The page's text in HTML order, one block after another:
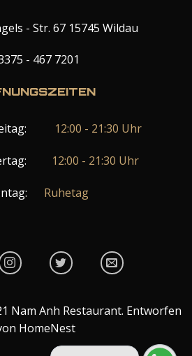
- Str. 67 15745 Wildau
- 467 7201
12:00 - 21:30 Uhr
12:00 - 21:30 Uhr
Ruhetag
Nam Anh Restaurant. Entworfen
HomeNest